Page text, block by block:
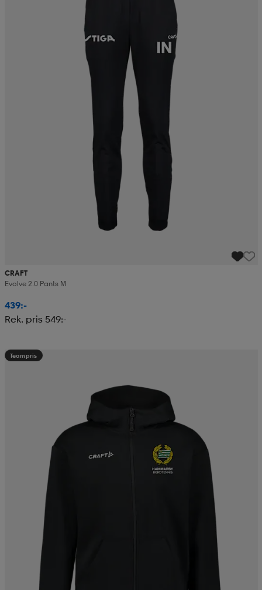
CRAFT
Evolve 2.0 Pants M
439:-
Rek. pris 549:-
Teampris